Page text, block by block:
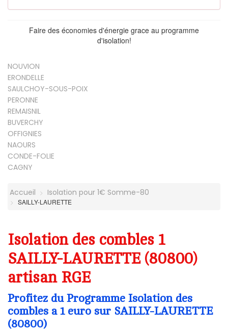
Faire des économies d'énergie grace au programme
d'isolation!
NOUVION
ERONDELLE
SAULCHOY-SOUS-POIX
PERONNE
REMAISNIL
BUVERCHY
OFFIGNIES
NAOURS
CONDE-FOLIE
CAGNY
Accueil Isolation pour 1€ Somme-80
SAILLY-LAURETTE
Isolation des combles 1
SAILLY-LAURETTE (80800)
artisan RGE
Profitez du Programme Isolation des
combles a 1 euro sur SAILLY-LAURETTE
(80800)